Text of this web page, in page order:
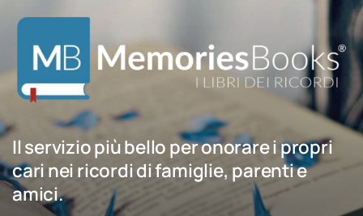
Il servizio più bello per onorare i propri
cari nei ricordi di famiglie, parenti e
amici.